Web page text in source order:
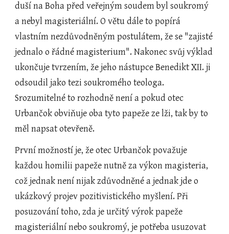
duší na Boha před veřejným soudem byl soukromý
a nebyl magisteriální. O větu dále to popírá
vlastním nezdůvodněným postulátem, že se "zajisté
jednalo o řádné magisterium". Nakonec svůj výklad
ukončuje tvrzením, že jeho nástupce Benedikt XII. ji
odsoudil jako tezi soukromého teologa.
Srozumitelné to rozhodně není a pokud otec
Urbančok obviňuje oba tyto papeže ze lži, tak by to
měl napsat otevřeně.
První možností je, že otec Urbančok považuje
každou homilii papeže nutně za výkon magisteria,
což jednak není nijak zdůvodněné a jednak jde o
ukázkový projev pozitivistického myšlení. Při
posuzování toho, zda je určitý výrok papeže
magisteriální nebo soukromý, je potřeba usuzovat